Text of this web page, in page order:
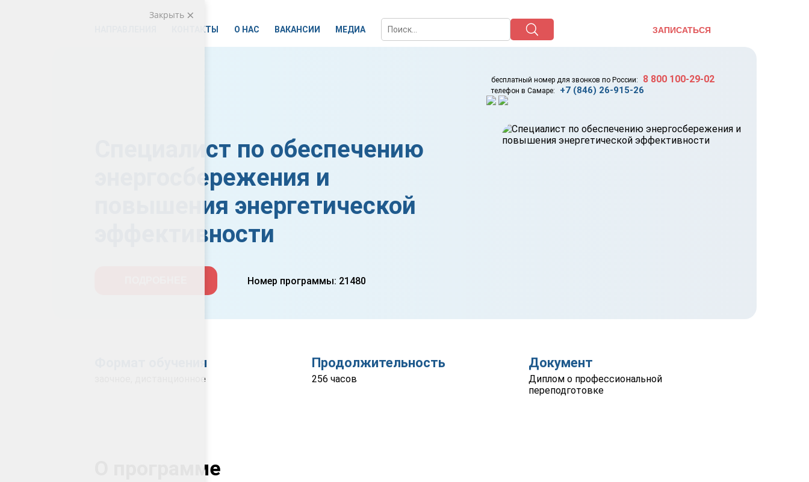
КОНТАКТЫ О НАС ВАКАНСИИ МЕДИА ЗАПИСАТЬСЯ
бесплатный номер для звонков по России: 8 800 100-29-02
телефон в Самаре: +7 (846) 26-915-26
Специалист по обеспечению
энергосбережения и
повышения энергетической
эффективности
Номер программы: 21480
Формат обучения
заочное, дистанционное
Продолжительность
256 часов
Документ
Диплом о профессиональной
переподготовке
О программе
Закрыть